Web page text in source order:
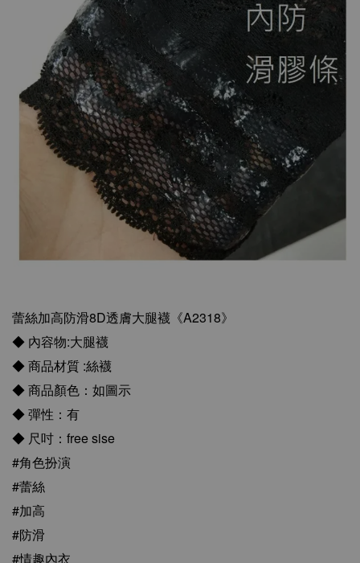
蕾絲加高防滑8D透膚大腿襪《A2318》
◆ 內容物:大腿襪
◆ 商品材質 :絲襪
◆ 商品顏色：如圖示
◆ 彈性：有
◆ 尺吋：free sise
#角色扮演
#蕾絲
#加高
#防滑
#情趣內衣